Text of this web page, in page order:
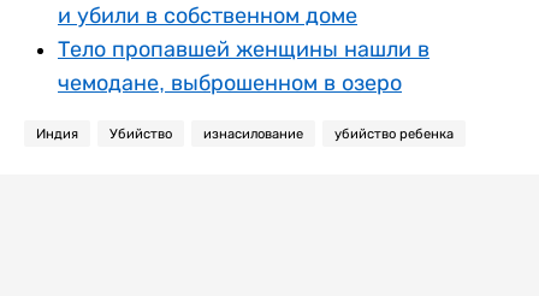
и убили в собственном доме
Тело пропавшей женщины нашли в
чемодане, выброшенном в озеро
Индия Убийство изнасилование убийство ребенка